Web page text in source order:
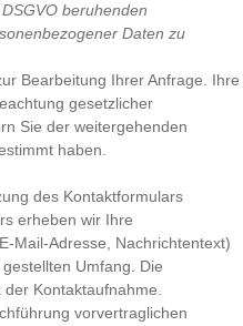
beruhenden
Daten zu
Bearbeitung Ihrer Anfrage. Ihre
gesetzlicher
Sie der weitergehenden
haben.
des Kontaktformulars
erheben wir Ihre
Mail-Adresse, Nachrichtentext)
Umfang. Die
Kontaktaufnahme.
vorvertraglichen